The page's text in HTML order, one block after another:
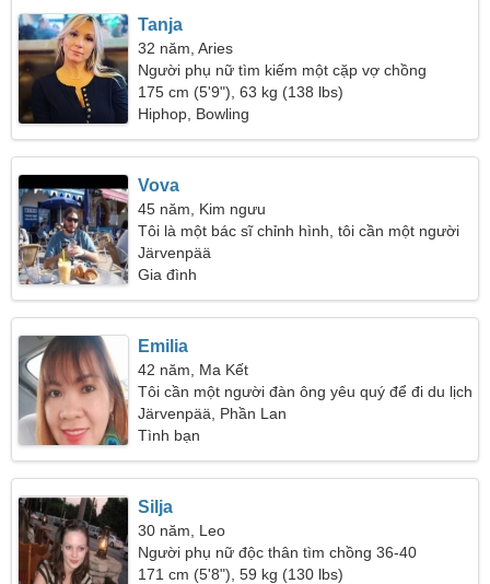
Tanja
32 năm, Aries
Người phụ nữ tìm kiếm một cặp vợ chồng
175 cm (5'9"), 63 kg (138 lbs)
Hiphop, Bowling
Vova
45 năm, Kim ngưu
Tôi là một bác sĩ chỉnh hình, tôi cần một người
phụ nữ hòa đồng
Järvenpää
Gia đình
Emilia
42 năm, Ma Kết
Tôi cần một người đàn ông yêu quý để đi du lịch
Järvenpää, Phần Lan
Tình bạn
Silja
30 năm, Leo
Người phụ nữ độc thân tìm chồng 36-40
171 cm (5'8"), 59 kg (130 lbs)